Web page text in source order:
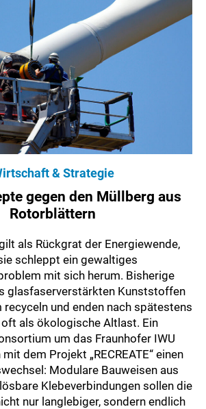
& Strategie
gegen den Müllberg aus
Rotorblättern
als Rückgrat der Energiewende,
schleppt ein gewaltiges
mit sich herum. Bisherige
glasfaserverstärkten Kunststoffen
recyceln und enden nach spätestens
als ökologische Altlast. Ein
um das Fraunhofer IWU
dem Projekt „RECREATE“ einen
Modulare Bauweisen aus
Klebeverbindungen sollen die
nur langlebiger, sondern endlich